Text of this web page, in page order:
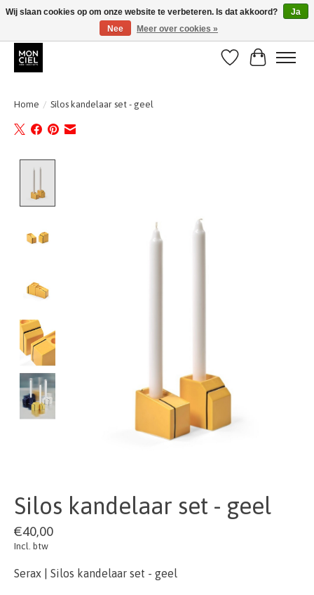
BE + NL : GRATIS VERZENDING van 31/07 t;e.m. 17/8
Verlanglijst
Home / Silos kandelaar set - geel
Silos kandelaar set - geel
€40,00
Incl. btw
Serax | Silos kandelaar set - geel
Wij slaan cookies op om onze website te verbeteren. Is dat akkoord?
Ja
Nee
Meer over cookies »